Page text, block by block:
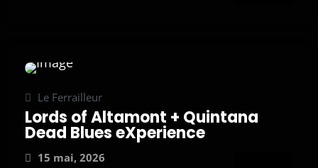
Le Ferrailleur
Lords of Altamont + Quintana
Dead Blues eXperience
15 mai, 2026